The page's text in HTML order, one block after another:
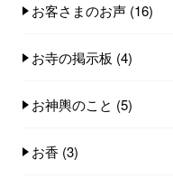
お客さまのお声 (16)
お寺の掲示板 (4)
お神輿のこと (5)
お香 (3)